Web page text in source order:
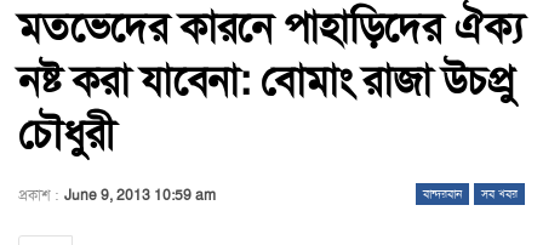
মতভেদের কারনে পাহাড়িদের ঐক্য
নষ্ট করা যাবেনা: বোমাং রাজা উচপ্রু
চৌধুরী
বান্দরবান সব খবর
প্রকাশ : June 9, 2013 10:59 am